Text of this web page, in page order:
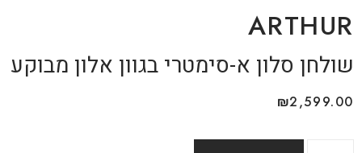
ARTHUR
שולחן סלון א-סימטרי בגוון אלון מבוקע
₪2,599.00